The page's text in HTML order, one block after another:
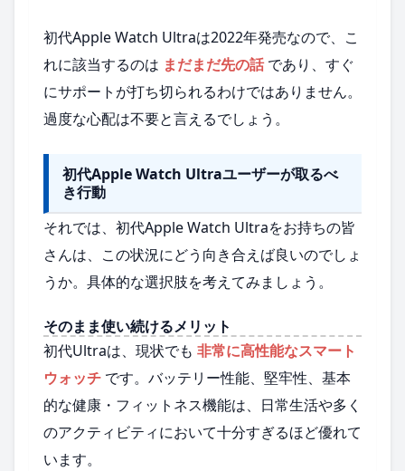
初代Apple Watch Ultraは2022年発売なので、こ
れに該当するのは まだまだ先の話であり、すぐ
にサポートが打ち切られるわけではありません。
過度な心配は不要と言えるでしょう。
初代Apple Watch Ultraユーザーが取るべ
き行動
それでは、初代Apple Watch Ultraをお持ちの皆
さんは、この状況にどう向き合えば良いのでしょ
うか。具体的な選択肢を考えてみましょう。
そのまま使い続けるメリット
初代Ultraは、現状でも 非常に高性能なスマート
ウォッチ です。バッテリー性能、堅牢性、基本
的な健康・フィットネス機能は、日常生活や多く
のアクティビティにおいて十分すぎるほど優れて
います。